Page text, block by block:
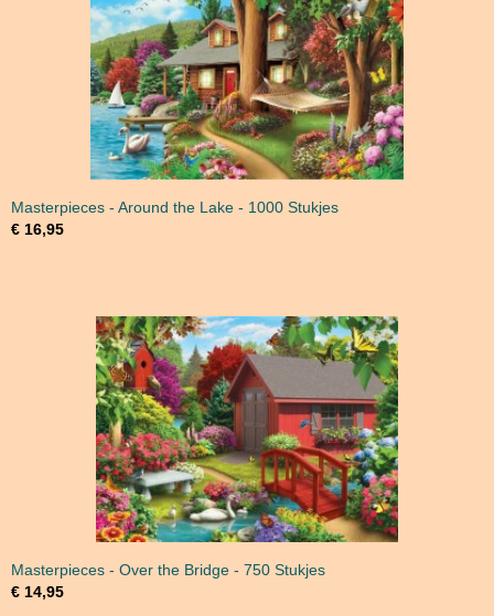
Masterpieces - Around the Lake - 1000 Stukjes
€ 16,95
Masterpieces - Over the Bridge - 750 Stukjes
€ 14,95